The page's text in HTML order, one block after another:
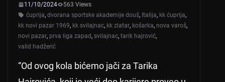
11/10/2024
563 Views
ćuprija, dvorana sportske akademije douš, Italija, kk ćuprija,
kk novi pazar 1969, kk svilajnac, kk zlatar, košarka, nova varoš,
novi pazar, prva liga zapad, svilajnac, tarik hajrović,
valid hadžerić
“Od ovog kola bićemo jači za Tarika